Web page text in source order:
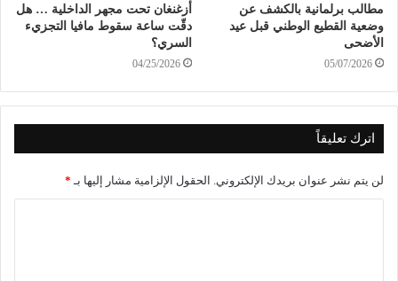
مطالب برلمانية بالكشف عن
وضعية القطيع الوطني قبل عيد
الأضحى
05/07/2026
أزغنغان تحت مجهر الداخلية … هل
دقّت ساعة سقوط مافيا التجزيء
السري؟
04/25/2026
اترك تعليقاً
لن يتم نشر عنوان بريدك الإلكتروني. الحقول الإلزامية مشار إليها بـ *